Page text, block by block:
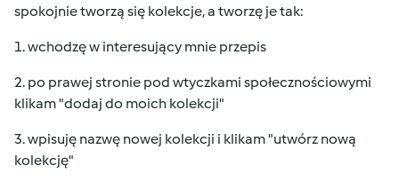
spokojnie tworzą się kolekcje, a tworzę je tak:
1. wchodzę w interesujący mnie przepis
2. po prawej stronie pod wtyczkami społecznościowymi
klikam "dodaj do moich kolekcji"
3. wpisuję nazwę nowej kolekcji i klikam "utwórz nową
kolekcję"